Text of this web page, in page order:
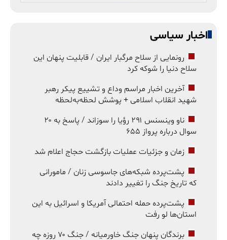
اخبار سیاسی
رونمایی از سلاح مرگبار ایران / قابلیت پنهان این
سلاح دنیا را شوکه کرد
آخرین اخبار مراسم وداع و تشییع پیکر رهبر
شهید انقلاب اسلامی + پوشش لحظه‌به‌لحظه
ناو وینسنس ۲۹۱ رؤیا را سوزاند / پاسخ به ۲۰
سوال درباره پرواز ۶۵۵
زمان و جزئیات عملیات بازگشت حجاج اعلام شد
پشت‌پرده شبکه‌های جاسوسی زنان / مامورانی
که تاریخ جنگ را تغییر دادند
پشت‌پرده حمله احتمالی آمریکا و اسرائیل به این
استان‌ها لو رفت
برندگان پنهان جنگ خاورمیانه / جنگ ۷۰ روزه چه